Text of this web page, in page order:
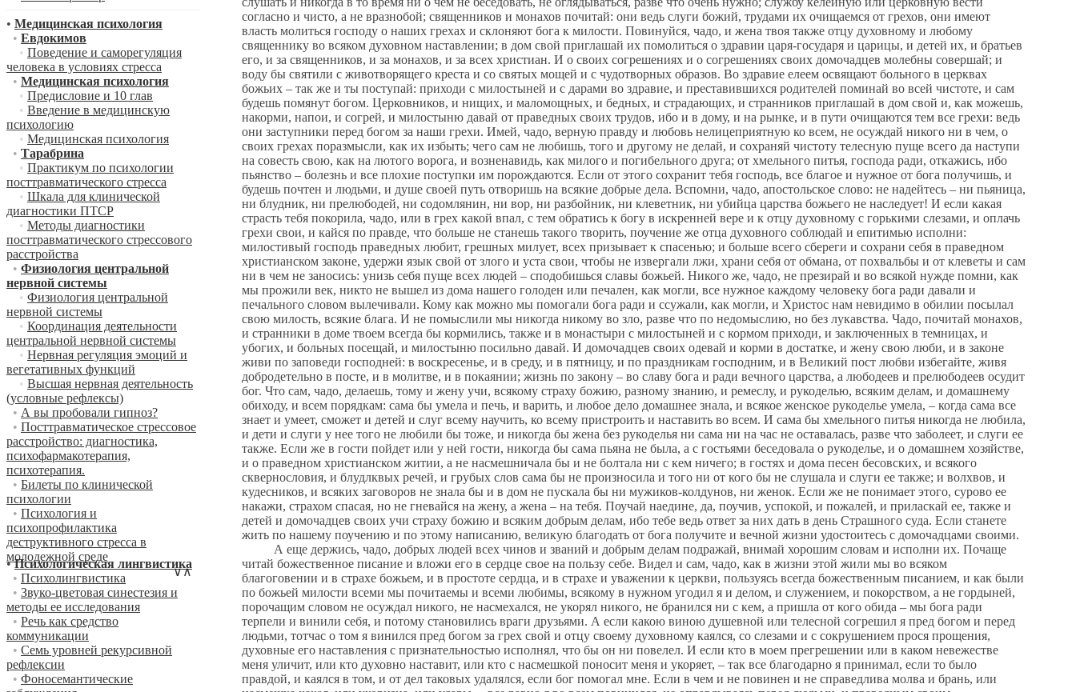
• Медицинская психология
• Евдокимов
• Поведение и саморегуляция
человека в условиях стресса
• Медицинская психология
• Предисловие и 10 глав
• Введение в медицинскую
психологию
• Медицинская психология
• Тарабрина
• Практикум по психологии
посттравматического стресса
• Шкала для клинической
диагностики ПТСР
• Методы диагностики
посттравматического стрессового
расстройства
• Физиология центральной
нервной системы
• Физиология центральной
нервной системы
• Координация деятельности
центральной нервной системы
• Нервная регуляция эмоций и
вегетативных функций
• Высшая нервная деятельность
(условные рефлексы)
• А вы пробовали гипноз?
• Посттравматическое стрессовое
расстройство: диагностика,
психофармакотерапия,
психотерапия.
• Билеты по клинической
психологии
• Психология и
психопрофилактика
деструктивного стресса в
молодежной среде
∨∧
•Психологическая лингвистика
• Психолингвистика
• Звуко-цветовая синестезия и
методы ее исследования
• Речь как средство
коммуникации
• Семь уровней рекурсивной
рефлексии
• Фоносемантические
согласно и чисто, а не вразнобой; священников и монахов почитай: они ведь слуги божий, трудами их очищаемся от грехов, они имеют
власть молиться господу о наших грехах и склоняют бога к милости. Повинуйся, чадо, и жена твоя также отцу духовному и любому
священнику во всяком духовном наставлении; в дом свой приглашай их помолиться о здравии царя-государя и царицы, и детей их, и братьев
его, и за священников, и за монахов, и за всех христиан. И о своих согрешениях и о согрешениях своих домочадцев молебны совершай; и
воду бы святили с животворящего креста и со святых мощей и с чудотворных образов. Во здравие елеем освящают больного в церквах
божьих – так же и ты поступай: приходи с милостыней и с дарами во здравие, и преставившихся родителей поминай во всей чистоте, и сам
будешь помянут богом. Церковников, и нищих, и маломощных, и бедных, и страдающих, и странников приглашай в дом свой и, как можешь,
накорми, напои, и согрей, и милостыню давай от праведных своих трудов, ибо и в дому, и на рынке, и в пути очищаются тем все грехи: ведь
они заступники перед богом за наши грехи. Имей, чадо, верную правду и любовь нелицеприятную ко всем, не осуждай никого ни в чем, о
своих грехах поразмысли, как их избыть; чего сам не любишь, того и другому не делай, и сохраняй чистоту телесную пуще всего да наступи
на совесть свою, как на лютого ворога, и возненавидь, как милого и погибельного друга; от хмельного питья, господа ради, откажись, ибо
пьянство – болезнь и все плохие поступки им порождаются. Если от этого сохранит тебя господь, все благое и нужное от бога получишь, и
будешь почтен и людьми, и душе своей путь отворишь на всякие добрые дела. Вспомни, чадо, апостольское слово: не надейтесь – ни пьяница,
ни блудник, ни прелюбодей, ни содомлянин, ни вор, ни разбойник, ни клеветник, ни убийца царства божьего не наследует! И если какая
страсть тебя покорила, чадо, или в грех какой впал, с тем обратись к богу в искренней вере и к отцу духовному с горькими слезами, и оплачь
грехи свои, и кайся по правде, что больше не станешь такого творить, поучение же отца духовного соблюдай и епитимью исполни:
милостивый господь праведных любит, грешных милует, всех призывает к спасенью; и больше всего сбереги и сохрани себя в праведном
христианском законе, удержи язык свой от злого и уста свои, чтобы не извергали лжи, храни себя от обмана, от похвальбы и от клеветы и сам
ни в чем не заносись: унизь себя пуще всех людей – сподобишься славы божьей. Никого же, чадо, не презирай и во всякой нужде помни, как
мы прожили век, никто не вышел из дома нашего голоден или печален, как могли, все нужное каждому человеку бога ради давали и
печального словом вылечивали. Кому как можно мы помогали бога ради и ссужали, как могли, и Христос нам невидимо в обилии посылал
свою милость, всякие блага. И не помыслили мы никогда никому во зло, разве что по недомыслию, но без лукавства. Чадо, почитай монахов,
и странники в доме твоем всегда бы кормились, также и в монастыри с милостыней и с кормом приходи, и заключенных в темницах, и
убогих, и больных посещай, и милостыню посильно давай. И домочадцев своих одевай и корми в достатке, и жену свою люби, и в законе
живи по заповеди господней: в воскресенье, и в среду, и в пятницу, и по праздникам господним, и в Великий пост любви избегайте, живя
добродетельно в посте, и в молитве, и в покаянии; жизнь по закону – во славу бога и ради вечного царства, а любодеев и прелюбодеев осудит
бог. Что сам, чадо, делаешь, тому и жену учи, всякому страху божию, разному знанию, и ремеслу, и рукоделью, всяким делам, и домашнему
обиходу, и всем порядкам: сама бы умела и печь, и варить, и любое дело домашнее знала, и всякое женское рукоделье умела, – когда сама все
знает и умеет, сможет и детей и слуг всему научить, ко всему пристроить и наставить во всем. И сама бы хмельного питья никогда не любила,
и дети и слуги у нее того не любили бы тоже, и никогда бы жена без рукоделья ни сама ни на час не оставалась, разве что заболеет, и слуги ее
также. Если же в гости пойдет или у ней гости, никогда бы сама пьяна не была, а с гостьями беседовала о рукоделье, и о домашнем хозяйстве,
и о праведном христианском житии, а не насмешничала бы и не болтала ни с кем ничего; в гостях и дома песен бесовских, и всякого
сквернословия, и блудлквых речей, и грубых слов сама бы не произносила и того ни от кого бы не слушала и слуги ее также; и волхвов, и
кудесников, и всяких заговоров не знала бы и в дом не пускала бы ни мужиков-колдунов, ни женок. Если же не понимает этого, сурово ее
накажи, страхом спасая, но не гневайся на жену, а жена – на тебя. Поучай наедине, да, поучив, успокой, и пожалей, и приласкай ее, также и
детей и домочадцев своих учи страху божию и всяким добрым делам, ибо тебе ведь ответ за них дать в день Страшного суда. Если станете
жить по нашему поучению и по этому написанию, великую благодать от бога получите и вечной жизни удостоитесь с домочадцами своими.
А еще держись, чадо, добрых людей всех чинов и званий и добрым делам подражай, внимай хорошим словам и исполни их. Почаще читай божественное писание и вложи его в сердце свое на пользу себе. Видел и сам, чадо, как в жизни этой жили мы во всяком благоговении и в страхе божьем, и в простоте сердца, и в страхе и уважении к церкви, пользуясь всегда божественным писанием, и как были по божьей милости всеми мы почитаемы и всеми любимы, всякому в нужном угодил я и делом, и служением, и покорством, а не гордыней, порочащим словом не осуждал никого, не насмехался, не укорял никого, не бранился ни с кем, а пришла от кого обида – мы бога ради терпели и винили себя, и потому становились враги друзьями. А если какою виною душевной или телесной согрешил я пред богом и перед людьми, тотчас о том я винился пред богом за грех свой и отцу своему духовному каялся, со слезами и с сокрушением прося прощения, духовные его наставления с признательностью исполнял, что бы он ни повелел. И если кто в моем прегрешении или в каком невежестве меня уличит, или кто духовно наставит, или кто с насмешкой поносит меня и укоряет, – так все благодарно я принимал, если то было правдой, и каялся в том, и от дел таковых удалялся, если бог помогал мне. Если в чем и не повинен и не справедлива молва и брань, или насмешка какая, или укоризна, или удары, – все равно я во всем повинился, не оправдываясь перед людьми, и праведным своим милосердием бог восстановит правду. Вспоминал я слова Евангелия: «Любите врагов ваших, делайте добро ненавидящим вас, благословите клянущих вас, молитесь за творящих вам пакости, вас изгоняющих, ударяющему тебя по щеке подставь и вторую щеку, и не препятствуй отнимающему у тебя одежду твою и сорочку, и каждому, просящему у тебя, подай, у отнимающего твое не востребуй, а если кто попросит тебя пройти один переход, – пройди с ним два», и припоминая при том и молитву у причастия: «Господи мой, дай ты милость ненавидящим меня, и враждующим со мною, и поносящим меня, также и клевещущим на меня, пусть никто никогда из них из-за меня, нечистого и грешного, от зла не пострадает ни в нынешнем, ни в будущем веке, но очисть их милостью своею и покрой их благодатью своею, всеблагий!» И тем всегда утешал я себя, что не погрешил никогда против церковной службы от юных лет и до сего времени, разве что был болен, ни нищего, ни убогого, ни странника, ни скорбного, ни печального никогда не презрел я, разве когда по неведению, и из темниц больных и пленных, и должников из рабства, и во всякой нужде людей по силе своей выкупал я, и голодных, как мог, кормил, рабов своих всех освободил я и наделил их, а иных и из рабства выкупил и на свободу пустил я, и все те наши рабы свободны, богатыми домами живут, как ты видишь, и молят за нас бога, и всегда нам содействуют. А кто и забыл нас – бог его простит во всем. А теперь домочадцы наши живут все свободны у нас в своей воле, видел ты сам, чадо мое, многих ничтожных сирот, и рабов, и убогих, мужского полу и женского, и в Новгороде, и здесь, в Москве, вскормил и вспоил я до зрелости, обучил, кто чему достоин, многих и грамоте, и писать, и петь, которых иконному письму, а каких и книжному искусству, тех серебряному делу и прочим всем многим ремеслам, а кого разной торговлей обучил заниматься. А мать твоя воспитала в добром наставлении многих девиц и вдов, ничтожных и убогих, обучила рукоделию и разному домашнему обиходу и, наделив приданым, выдала замуж, а мужчин поженили у добрых людей, – и все те, дал бог, свободны, живут состоятельно, многие в священническом и дьяконском чине, и в дьяках, и в подьячих, и во всяких чинах: кто во что уродился и в чем кому благоволил бог быть, – те занимаются разными ремеслами, а многие торгуют в лавках, многие и в купечестве в различных землях ведут торговлю. И божьею милостью у всех тех наших вскормленников и иждивенцев ни позор, ни убыток, ни денежной пени от людей, ни людям от нас, ни тяжб ни с кем не бывало: во всем бог сберег до сих пор. А от кого нам, от наших вскормленников, досада и убытки многие и большие бывали, так то все мы сами снесли, никто о том и не слыхивал, а нас за то бог наградил. И ты, чадо, тому же подражай и так поступай: всякую обиду в себе пронеси и перетерпи, и бог вдвойне наградит. Не познал я другой жены, кроме матери твоей; как дал ей слово, так и исполнил. О боже, Христе, удостой закончить жизнь свою по-христиански в заповедях твоих! Живи, чадо, по христианскому закону во всех делах без лукавства и без всякой хитрости во всем, да не всякому духу верь, доброму подражай, лукавых и закон преступающих во всяких делах отнюдь не привечай. Законный же брак со всей осторожностью соблюдай до конца своей жизни, чистоту телесную сохрани, кроме жены своей, не знай никого и также пьянственного недуга берегись: в тех двух причинах все зло заводится вплоть до преисподнего ада: и дом пуст – богатству разорение, и богом не будет помилован, и людьми обесчещен, высмеян и унижен, родителями же проклят. Если, чадо, тебя от такого зла господь сохранит, закон соблюдешь по заповеди господней, и от хмельного питья воздержишься, и добродетельно проживешь, как все богобоязненные люди, тогда ты помилован будешь богом и почтен людьми. И наполнит господь дом твой всякою благодатью. И еще напомнить: гостей приезжих у себя корми, а с соседями и со знакомыми пребывай в дружбе, и в хлебе, и в соли, и в доброй сделке, и во всяком займе. А поедешь куда в гости – подарки недороги вези за дружбу; а в пути от стола своего есть давай домашним твоим и приходящим, и их с собою сажай за стол, и питье им также подавай. А маломощным милостыню подавай. И если так поступаешь, то везде тебя ждут и встречают, а в путь провожают – от всякого лиха берегут: на стоянке не обкрадут, а на дороге не убьют, потому-то и кормят доброго ради добра, а лихого от лиха, но если и это на добро во всем обратится, в том убытка нет добрым людям. Хлеб-соль – взаимное дело, да и подарки также, а дружба навек, да и слава добрая. А ни в пути, ни в пиру, ни в торговле сам никогда браниться не начинай, и кто излает – стерпи бога ради, но уклонись от брани: добродетель побеждает злонравие, злобу преодолевает, ибо господь гордым противится, смиренных любит, а покорному дает благодать. Если же людям твоим случится с кем переругаться, так ты своих побрани, а крутое дело – так ты и ударь, хотя бы прав был твой: тем брань успокоишь, да к тому же убытка и вражды не будет. Да еще вот недруга напоить и накормить хлебом да солью, глядишь, вместо вражды и дружба. Вспоминай, сынок, великое милосердие божие к нам и заступничество с юности и до сего времени. На поруки не брал никого, но и меня не брал никто ни в каких делах и на суде не бывал ни с кем, ни в истцах, ни в ответчиках. А видел ты сам, в ремеслах во многих разных дел мастеров много бывало всяких: и конники, переписчики книг, серебряные мастера, кузнецы, и плотники, и камещники разные, и кирпичники, и строители крепостей, и всякие мастера; деньги даны им на ремесло наперед по рублю, и по два, и по три, и по пяти, и по десяти, и больше; хоть многие были мошенниками и бражниками, но со всеми теми мастерами за сорок лет, дал бог, обошлись без клеветы, и без судебного пристава, и без всякой кручины, все, что было, улажено хлебом, да солью, да питьем, да подарком и всякою добродетелью, да терпеньем своим. Если же сам у кого что купливал, так ему от меня любезное обхождение, без волокиты платеж, да еще и хлеб-соль сверх того, так что и дружба навек, и никогда мимо меня не продаст, и худого товару не даст, и за все меньше возьмет. Кому же что продавал, все честно, а не в обман; кому не понравится мой товар, я назад возьму, а деньги отдам. Ни в купле, ни в продаже ни с кем ни тяжба, ни брань не бывали, так что добрые люди во всем мне верили, и здешние, и иноземцы – никому и ни в чем не солгано, не обмануто, не просрочено; ни в ремесле, ни в торговле, ни кабалы, ни записи на себя ни на чем я не давал, и лжи ни в чем не бывало. Видел и сам ты, какие большие ссоры со многими были людьми, да все, дал бог, без вражды кончалось. А ведаешь и сам, что не богатством жили мы с добрыми людьми, – правдой, да лаской, да любовью, а не гордостью, и без всякой лжи. Чадо мое любимое, Анфим, а в том, что тебя наставлял я и всяким путем поучал добродетельному и богополезному житию и что неумелое это писание худого моего поучения тебе передал, так молю тебя, чадо, господа ради и пречистой богородицы и великих чудотворцев, прочти ты его с любовью и со вниманием и запиши его в сердце своем и, прося у бога милости, и помощи, и разума, и крепости, и всего, уже именованного, по этому же написанию с любовью и делом, так и жену поучай и наставляй и детей своих и домочадцев всех учи страху божию и добродетельному житию. А если и сам так поступаешь, и научишь жену и детей, и рабов и рабынь, и всех ближних своих и знакомых, и дом свой хорошо устроишь, благость у бога найдешь и вечную жизнь получишь со всеми, кто тебя окружает. Но если, сынок, моего моления и наставления не примешь, и по этому написанию жить не станешь, подобно другим добрым людям и богобоязненным мужам, и заповеди отца духовного не станешь соблюдать, и не воспользуешься поучением одухотворенных богом мужей и чтением святого Писания, и христианскому праведному закону не последуешь, и о домочадцах своих не порадеешь, то я твоему греху не причастен. сам о себе, и о домочадцах своих, и о жене дашь ответ в день Страшного суда. Если, чадо мое возлюбленное, хоть редкие заповеди этого моего простого наставления соблюдешь и делом их оправдаешь, то будешь сын света и наследник небесного царства, и снизойдет на тебя милость божия и пречистой богородицы и заступницы нашей, и великих чудотворцев Николая, Петра, Алексия и Сергия, и Никона, и Кирилла, и Варлаама, и Александра, и всех святых, и молитва родителей, и мое вечное тебе благословение отныне и во веки веков, и благословляю тебя, чадо мое, и прощаю в сем веке и в будущем, пусть будет на тебе милость божия, и на жене твоей, и на детях твоих, и на всех твоих людях отныне и во веки в